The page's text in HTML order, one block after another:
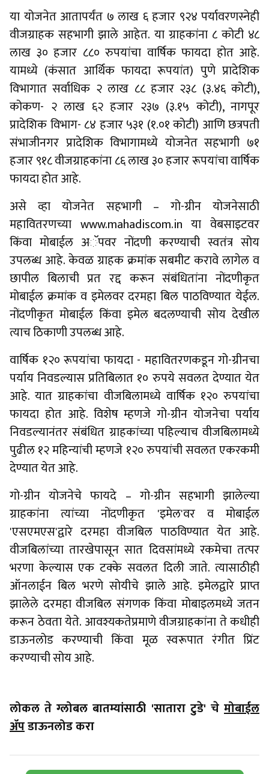
या योजनेत आतापर्यंत ७ लाख ६ हजार ९२४ पर्यावरणस्नेही
वीजग्राहक सहभागी झाले आहेत. या ग्राहकांना ८ कोटी ४८
लाख ३० हजार ८८० रुपयांचा वार्षिक फायदा होत आहे.
यामध्ये (कंसात आर्थिक फायदा रूपयांत) पुणे प्रादेशिक
विभागात सर्वाधिक २ लाख ८८ हजार २३८ (३.४६ कोटी),
कोकण- २ लाख ६२ हजार २३७ (३.१५ कोटी), नागपूर
प्रादेशिक विभाग- ८४ हजार ५३१ (१.०१ कोटी) आणि छत्रपती
संभाजीनगर प्रादेशिक विभागामध्ये योजनेत सहभागी ७१
हजार ९१८ वीजग्राहकांना ८६ लाख ३० हजार रूपयांचा वार्षिक
फायदा होत आहे.
असे व्हा योजनेत सहभागी – गो-ग्रीन योजनेसाठी
महावितरणच्या www.mahadiscom.in या वेबसाइटवर
किंवा मोबाईल अॅपवर नोंदणी करण्याची स्वतंत्र सोय
उपलब्ध आहे. केवळ ग्राहक क्रमांक सबमीट करावे लागेल व
छापील बिलाची प्रत रद्द करून संबंधितांना नोंदणीकृत
मोबाईल क्रमांक व इमेलवर दरमहा बिल पाठविण्यात येईल.
नोंदणीकृत मोबाईल किंवा इमेल बदलण्याची सोय देखील
त्याच ठिकाणी उपलब्ध आहे.
वार्षिक १२० रूपयांचा फायदा - महावितरणकडून गो-ग्रीनचा
पर्याय निवडल्यास प्रतिबिलात १० रुपये सवलत देण्यात येत
आहे. यात ग्राहकांचा वीजबिलामध्ये वार्षिक १२० रुपयांचा
फायदा होत आहे. विशेष म्हणजे गो-ग्रीन योजनेचा पर्याय
निवडल्यानंतर संबंधित ग्राहकांच्या पहिल्याच वीजबिलामध्ये
पुढील १२ महिन्यांची म्हणजे १२० रुपयांची सवलत एकरकमी
देण्यात येत आहे.
गो-ग्रीन योजनेचे फायदे – गो-ग्रीन सहभागी झालेल्या
ग्राहकांना त्यांच्या नोंदणीकृत 'इमेल'वर व मोबाईल
'एसएमएस'द्वारे दरमहा वीजबिल पाठविण्यात येत आहे.
वीजबिलांच्या तारखेपासून सात दिवसांमध्ये रकमेचा तत्पर
भरणा केल्यास एक टक्के सवलत दिली जाते. त्यासाठीही
ऑनलाईन बिल भरणे सोयीचे झाले आहे. इमेलद्वारे प्राप्त
झालेले दरमहा वीजबिल संगणक किंवा मोबाइलमध्ये जतन
करून ठेवता येते. आवश्यकतेप्रमाणे वीजग्राहकांना ते कधीही
डाऊनलोड करण्याची किंवा मूळ स्वरूपात रंगीत प्रिंट
करण्याची सोय आहे.
लोकल ते ग्लोबल बातम्यांसाठी 'सातारा टुडे' चे मोबाईल
ॲपडाऊनलोड करा